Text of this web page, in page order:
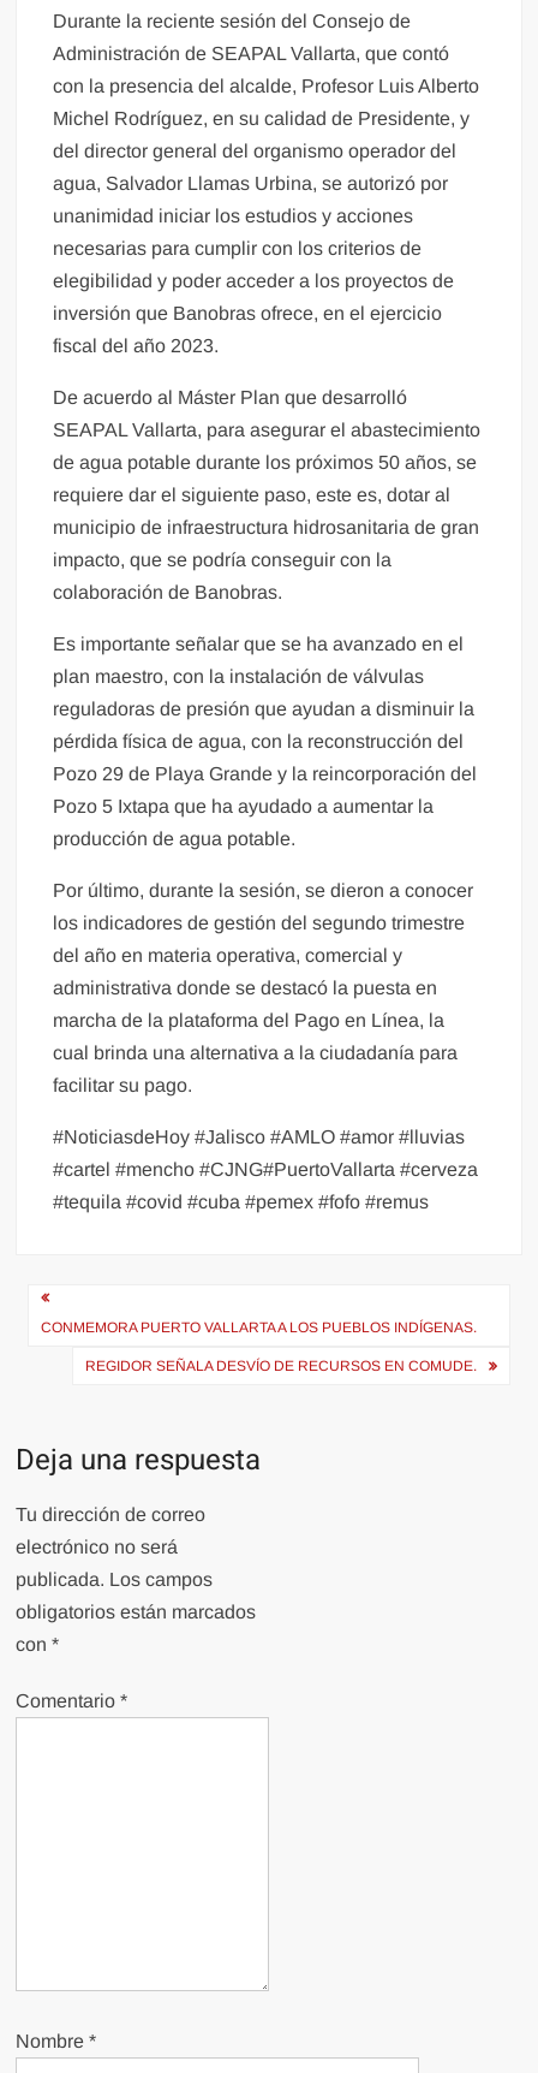
Durante la reciente sesión del Consejo de
Administración de SEAPAL Vallarta, que contó
con la presencia del alcalde, Profesor Luis Alberto
Michel Rodríguez, en su calidad de Presidente, y
del director general del organismo operador del
agua, Salvador Llamas Urbina, se autorizó por
unanimidad iniciar los estudios y acciones
necesarias para cumplir con los criterios de
elegibilidad y poder acceder a los proyectos de
inversión que Banobras ofrece, en el ejercicio
fiscal del año 2023.
De acuerdo al Máster Plan que desarrolló
SEAPAL Vallarta, para asegurar el abastecimiento
de agua potable durante los próximos 50 años, se
requiere dar el siguiente paso, este es, dotar al
municipio de infraestructura hidrosanitaria de gran
impacto, que se podría conseguir con la
colaboración de Banobras.
Es importante señalar que se ha avanzado en el
plan maestro, con la instalación de válvulas
reguladoras de presión que ayudan a disminuir la
pérdida física de agua, con la reconstrucción del
Pozo 29 de Playa Grande y la reincorporación del
Pozo 5 Ixtapa que ha ayudado a aumentar la
producción de agua potable.
Por último, durante la sesión, se dieron a conocer
los indicadores de gestión del segundo trimestre
del año en materia operativa, comercial y
administrativa donde se destacó la puesta en
marcha de la plataforma del Pago en Línea, la
cual brinda una alternativa a la ciudadanía para
facilitar su pago.
#NoticiasdeHoy #Jalisco #AMLO #amor #lluvias
#cartel #mencho #CJNG#PuertoVallarta #cerveza
#tequila #covid #cuba #pemex #fofo #remus
Navegación
de
entradas
CONMEMORA PUERTO VALLARTA A LOS PUEBLOS INDÍGENAS.
REGIDOR SEÑALA DESVÍO DE RECURSOS EN COMUDE.
Deja una respuesta
Tu dirección de correo
electrónico no será
publicada. Los campos
obligatorios están marcados
con*
Comentario*
Nombre*